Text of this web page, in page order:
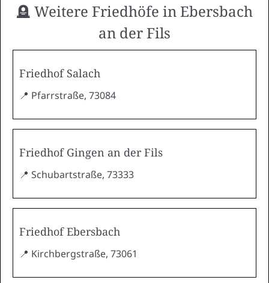
🪦 Weitere Friedhöfe in Ebersbach
an der Fils
Friedhof Salach
📍 Pfarrstraße, 73084
Friedhof Gingen an der Fils
📍 Schubartstraße, 73333
Friedhof Ebersbach
📍 Kirchbergstraße, 73061